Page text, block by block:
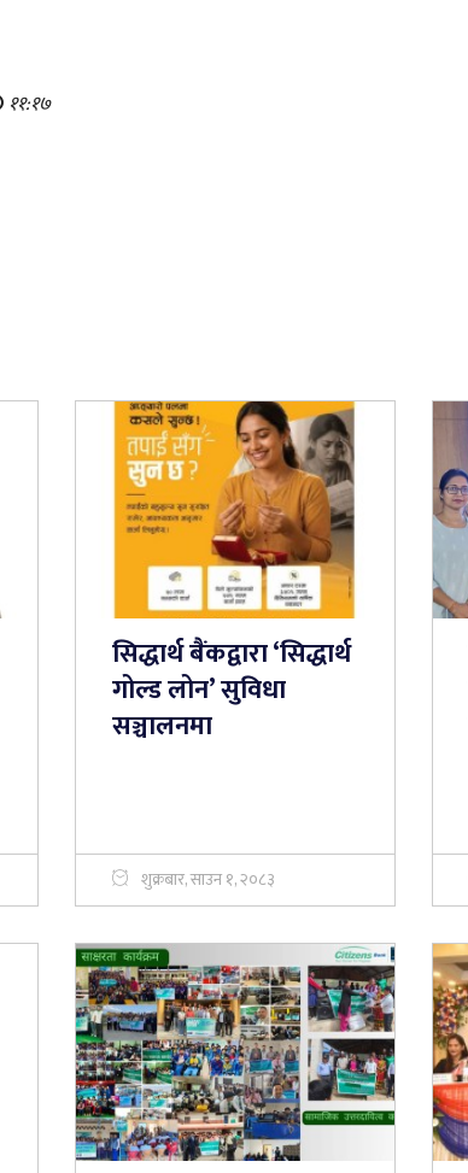
११:१७
सिद्धार्थ बैंकद्वारा ‘सिद्धार्थ
गोल्ड लोन’ सुविधा
सञ्चालनमा
शुक्रबार, साउन १, २०८३